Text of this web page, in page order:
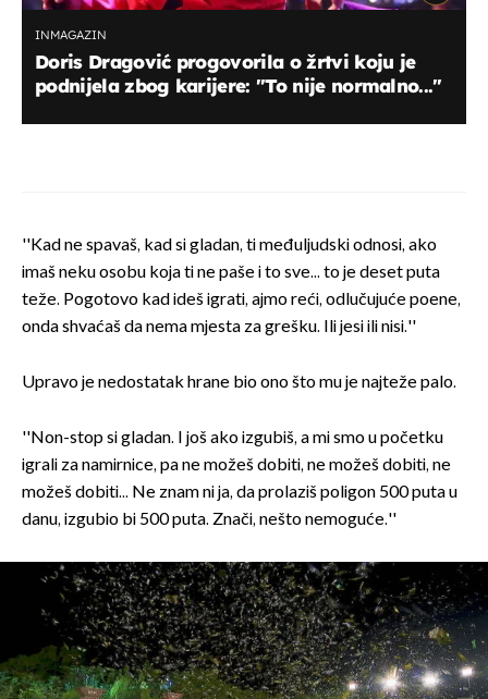
INMAGAZIN
Doris Dragović progovorila o žrtvi koju je
podnijela zbog karijere: "To nije normalno..."
''Kad ne spavaš, kad si gladan, ti međuljudski odnosi, ako
imaš neku osobu koja ti ne paše i to sve... to je deset puta
teže. Pogotovo kad ideš igrati, ajmo reći, odlučujuće poene,
onda shvaćaš da nema mjesta za grešku. Ili jesi ili nisi.''
Upravo je nedostatak hrane bio ono što mu je najteže palo.
''Non-stop si gladan. I još ako izgubiš, a mi smo u početku
igrali za namirnice, pa ne možeš dobiti, ne možeš dobiti, ne
možeš dobiti... Ne znam ni ja, da prolaziš poligon 500 puta u
danu, izgubio bi 500 puta. Znači, nešto nemoguće.''